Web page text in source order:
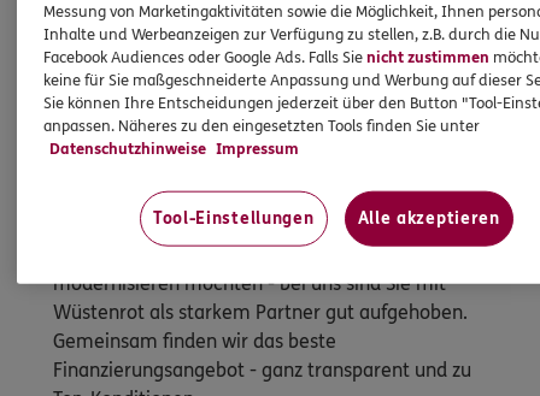
So werden Wohnträume Wirklichkeit
modernisieren möchten - bei uns sind Sie mit
Wüstenrot als starkem Partner gut aufgehoben.
Gemeinsam finden wir das beste
Finanzierungsangebot - ganz transparent und zu
Messung von Marketingaktivitäten sowie die Möglichkeit, Ihnen
Inhalte und Werbeanzeigen zur Verfügung zu stellen, z.B. durch die
Facebook Audiences oder Google Ads. Falls Sienicht zustimmen
keine für Sie maßgeschneiderte Anpassung und Werbung auf dieser
Sie können Ihre Entscheidungen jederzeit über den Button "Tool-
anpassen. Näheres zu den eingesetzten Tools finden Sie unter
Datenschutzhinweise Impressum
Tool-Einstellungen Alle akzeptieren